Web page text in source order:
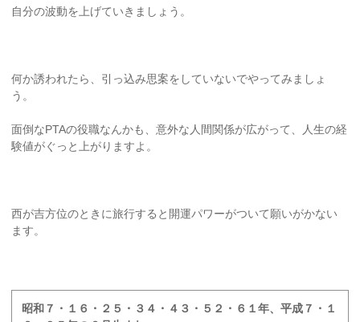
自分の波動を上げていきましょう。
何か誘われたら、引っ込み思案をしていないでやってみましょ
う。
面倒なPTAの役職なんかも、意外な人間関係が広がって、人生の経
験値がぐっと上がりますよ。
西が吉方位のときに旅行すると開運パワーがついて願いがかない
ます。
昭和７・１６・２５・３４・４３・５２・６１年、平成７・１